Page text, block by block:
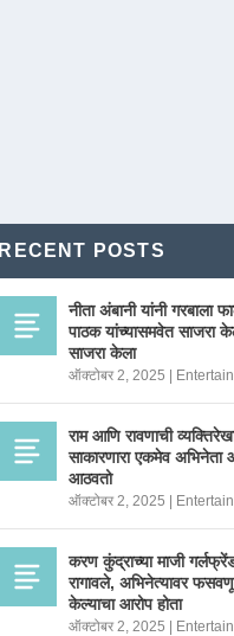
RECENT POSTS
नीता अंबानी यांनी गरबाला
पाठक यांच्यासमवेत साजरा
साजरा केला
ऑक्टोबर 2, 2025
राम आणि रावणाची
साकारणारा एकमेव अभिनेता
आठवतो
ऑक्टोबर 2, 2025
करण कुंद्राच्या माजी
रागावले, अभिनेत्यावर
केल्याचा आरोप होता
ऑक्टोबर 2, 2025